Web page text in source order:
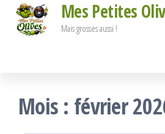
Passer
Mes Petites
Mais grosses aussi !
Mois : février